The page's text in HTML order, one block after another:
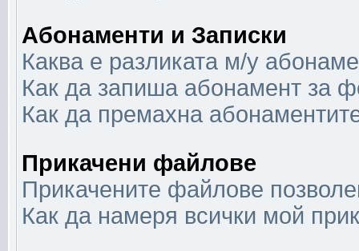
Абонаменти и Записки
Каква е разликата м/у
Как да запиша абонамент за
Как да премахна
Прикачени файлове
Прикачените файлове
Как да намеря всички мой